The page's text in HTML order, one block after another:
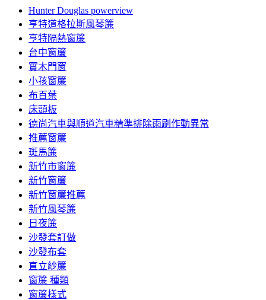
內
容
Hunter Douglas powerview
亨特道格拉斯風琴簾
亨特隔熱窗簾
台中窗簾
實木門窗
小孩窗簾
布百葉
床頭板
德尚汽車與順道汽車精準排除雨刷作動異常
推薦窗簾
斑馬簾
新竹市窗簾
新竹窗簾
新竹窗簾推薦
新竹風琴簾
日夜簾
沙發套訂做
沙發布套
直立紗簾
窗簾 種類
窗簾樣式